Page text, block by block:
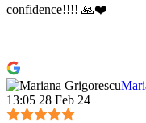
confidence!!!! 🙏❤️
13:05 28 Feb 24